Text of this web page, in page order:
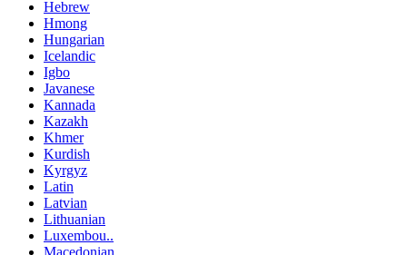
Hebrew
Hmong
Hungarian
Icelandic
Igbo
Javanese
Kannada
Kazakh
Khmer
Kurdish
Kyrgyz
Latin
Latvian
Lithuanian
Luxembou..
Macedonian